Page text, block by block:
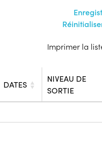
Imprimer la
DATES
NIVEAU DE
SORTIE